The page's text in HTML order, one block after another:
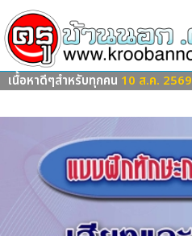
เนื้อหาดีๆสำหรับทุกคน 10 ส.ค. 2569